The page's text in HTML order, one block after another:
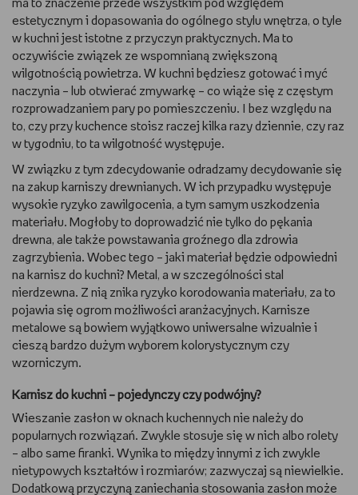
WYWIADY
WSZYSTKO O LEGO
REDAKCJA
WYDARZENIA
POD PATRONATEM EMPIKU
ma to znaczenie przede wszystkim pod względem
estetycznym i dopasowania do ogólnego stylu wnętrza, o tyle
w kuchni jest istotne z przyczyn praktycznych. Ma to
oczywiście związek ze wspomnianą zwiększoną
wilgotnością powietrza. W kuchni będziesz gotować i myć
naczynia – lub otwierać zmywarkę – co wiąże się z częstym
rozprowadzaniem pary po pomieszczeniu. I bez względu na
to, czy przy kuchence stoisz raczej kilka razy dziennie, czy raz
w tygodniu, to ta wilgotność występuje.
W związku z tym zdecydowanie odradzamy decydowanie się
na zakup karniszy drewnianych. W ich przypadku występuje
wysokie ryzyko zawilgocenia, a tym samym uszkodzenia
materiału. Mogłoby to doprowadzić nie tylko do pękania
drewna, ale także powstawania groźnego dla zdrowia
zagrzybienia. Wobec tego – jaki materiał będzie odpowiedni
na karnisz do kuchni? Metal, a w szczególności stal
nierdzewna. Z nią znika ryzyko korodowania materiału, za to
pojawia się ogrom możliwości aranżacyjnych. Karnisze
metalowe są bowiem wyjątkowo uniwersalne wizualnie i
cieszą bardzo dużym wyborem kolorystycznym czy
wzorniczym.
Karnisz do kuchni – pojedynczy czy podwójny?
Wieszanie zasłon w oknach kuchennych nie należy do
popularnych rozwiązań. Zwykle stosuje się w nich albo rolety
– albo same firanki. Wynika to między innymi z ich zwykle
nietypowych kształtów i rozmiarów; zazwyczaj są niewielkie.
Dodatkową przyczyną zaniechania stosowania zasłon może